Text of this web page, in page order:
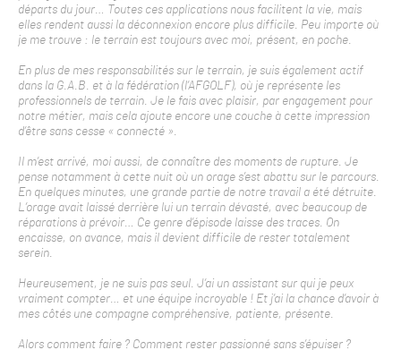
départs du jour… Toutes ces applications nous facilitent la vie, mais
elles rendent aussi la déconnexion encore plus difficile. Peu importe où
je me trouve : le terrain est toujours avec moi, présent, en poche.
En plus de mes responsabilités sur le terrain, je suis également actif
dans la G.A.B. et à la fédération (l’AFGOLF), où je représente les
professionnels de terrain. Je le fais avec plaisir, par engagement pour
notre métier, mais cela ajoute encore une couche à cette impression
d’être sans cesse « connecté ».
Il m’est arrivé, moi aussi, de connaître des moments de rupture. Je
pense notamment à cette nuit où un orage s’est abattu sur le parcours.
En quelques minutes, une grande partie de notre travail a été détruite.
L’orage avait laissé derrière lui un terrain dévasté, avec beaucoup de
réparations à prévoir… Ce genre d’épisode laisse des traces. On
encaisse, on avance, mais il devient difficile de rester totalement
serein.
Heureusement, je ne suis pas seul. J’ai un assistant sur qui je peux
vraiment compter… et une équipe incroyable ! Et j’ai la chance d’avoir à
mes côtés une compagne compréhensive, patiente, présente.
Alors comment faire ? Comment rester passionné sans s’épuiser ?